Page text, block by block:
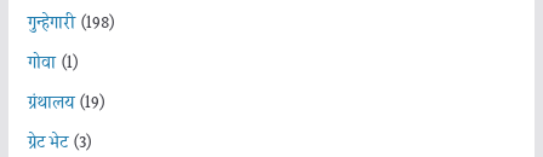
गुन्हेगारी(198)
गोवा(1)
ग्रंथालय(19)
ग्रेट भेट(3)